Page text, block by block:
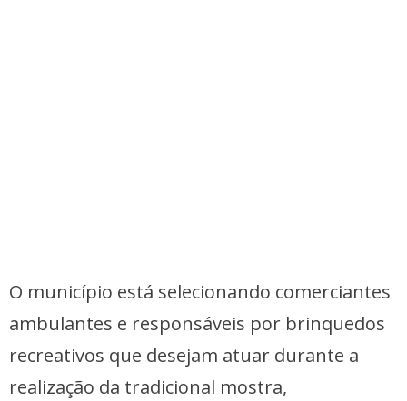
O município está selecionando comerciantes
ambulantes e responsáveis por brinquedos
recreativos que desejam atuar durante a
realização da tradicional mostra,